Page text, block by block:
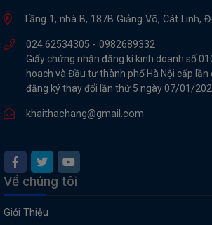
Tầng 1, nhà B, 187B Giảng Võ, Cát Linh,
024.62534305 - 0982689332
Giấy chứng nhận đăng kí kinh doanh số
hoach và Đầu tư thành phố Hà Nội cấp
đăng ký thay đổi lần thứ 5 ngày 07/01/
khaithachang@gmail.com
Về chúng tôi
Giới Thiệu